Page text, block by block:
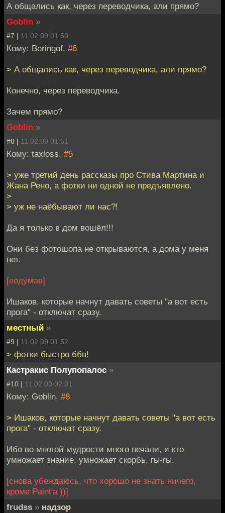
А общались как, через переводчика, али прямо?
Goblin »
#7 | 11.02.09 01:50
Кому: Beringof, #6
> А общались как, через переводчика, али прямо?
Конечно, через переводчика.
Зачем прямо?
Goblin »
#8 | 11.02.09 01:51
Кому: taxloss, #5
> уже третий день рассказы про Стива Мартина и
Жана Рено, а фотки ни одной не предъявлено.
>
> уж не наёбывают ли нас?!
Да я только в дом вошёл!!!
Они без фотошопа не открываются, а дома у меня
нет.
[подумав]
Ишаков, которые начнут давать советы "а вот есть
прога" - отключат сразу.
местный »
#9 | 11.02.09 01:52
> фотки быстро ббв!
Кастракис Полупопалос »
#10 | 11.02.09 02:01
Кому: Goblin, #8
> Ишаков, которые начнут давать советы "а вот есть
прога" - отключат сразу.
Ибо во многой мудрости много печали, и кто
умножает знание, умножает скорбь, гы-гы.
[снова убеждаюсь, что хорошо не знать ничего,
кроме Paint'a ))]
frudss » надзор